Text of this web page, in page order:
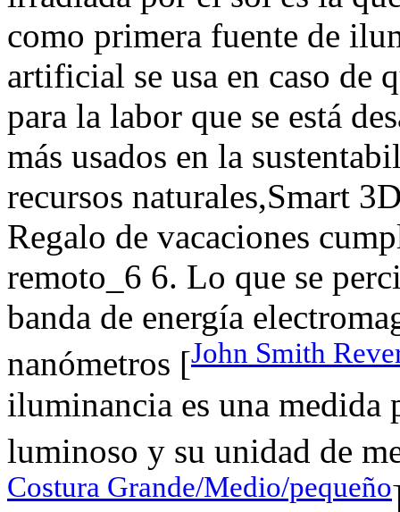
como primera fuente de
artificial se usa en caso de
para la labor que se está
más usados en la
recursos naturales,Smart
Regalo de vacaciones
remoto_6 6. Lo que se
banda de energía
nanómetros [John Smith
iluminancia es una medida
luminoso y su unidad de
Costura Grande/Medio/pequeño